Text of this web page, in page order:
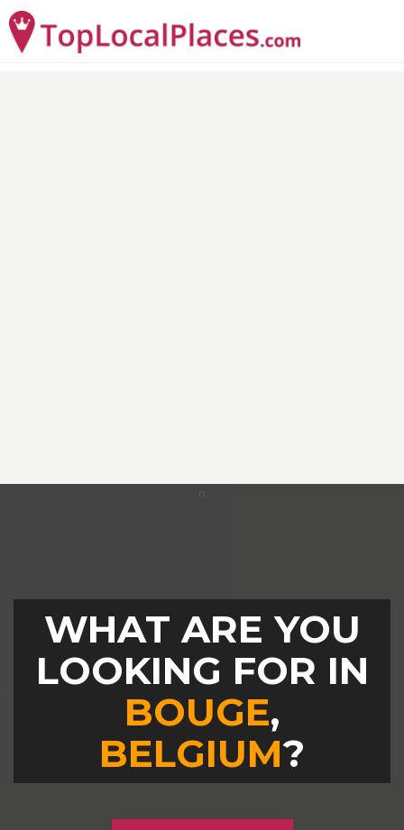
WHAT ARE YOU
LOOKING FOR IN
BOUGE,
BELGIUM?